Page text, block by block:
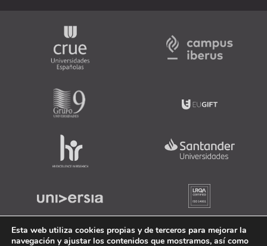
Esta web utiliza cookies propias y de terceros para mejorar la
navegación y ajustar los contenidos que mostramos, así como